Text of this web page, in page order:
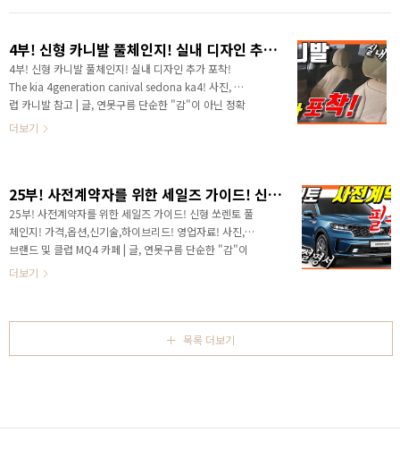
떼 풀체인지 1부 소식을 전달해 드리면서 소식을 다루는
이 받았습니다. 그리고 이번 달 초에 2부 영상으로 3세대
플랫폼과 일체형 디스플레이가 적용될 것 같다는 의견을
알려드렸습니다. 하지만 2달이 지났음에도 불구하고 아
반떼와 관련된 뉴스와 영상이 없다 보니 여전히 돌아오는
반떼 명성이 있는 차량인데... 정..
4부! 신형 카니발 풀체인지! 실내 디자인 추가 포착! The kia 4generation canival sedona ka4!
4부! 신형 카니발 풀체인지! 실내 디자인 추가 포착!
The kia 4generation canival sedona ka4! 사진, 클
럽 카니발 참고 | 글, 연못구름 단순한 "감"이 아닌 정확
한 수치자료를 통해서 비교 분석 자료를 제시하는 연못
습니다. # 3부 영상을 아직 시청하지 않으셨다면 하단
영상 부터 보시는 것이 좋습니다. 영상을 시청하시기 전
에 "유튜브 구독(상기 이미지 클릭)" 부탁드립니다! 신
차 소식을 빠르고 정확하게 받아보실 수 있습니다! 그리
고 도움이 필요하신 분들에게 공유도 함께 부탁드립니
다. 출시를 앞두고 4세대 카니발 위장막..
더보기
25부! 사전계약자를 위한 세일즈 가이드! 신형 쏘렌토 풀체인지! 가격,옵션,신기술,하이브리드! 영업자료! KIA 4GEN SORENTO MQ4 HEV SUV!
25부! 사전계약자를 위한 세일즈 가이드! 신형 쏘렌토 풀
체인지! 가격,옵션,신기술,하이브리드! 영업자료! 사진,
브랜드 및 클럽 MQ4 카페 | 글, 연못구름 단순한 "감"이
아닌 정확한 수치자료를 통해서 비교 분석 자료를 제시하
완전히 공개되었습니다. 3세대 쏘렌토는 2014년에 출시
가 되었는데 감회가 새롭네요! # 영상으로 보시면 보다
세부적인 소식을 볼 수 있습니다. 가장 궁금해 하실 부분
격 중심으로 다양한 영상이 찾아볼 수 있었..
더보기
목록 더보기